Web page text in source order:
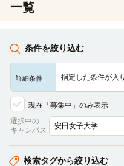
一覧
条件を絞り込む
詳細条件 指定した条件が入
現在「募集中」のみ表示
選択中の
キャンパス
検索タグから絞り込む